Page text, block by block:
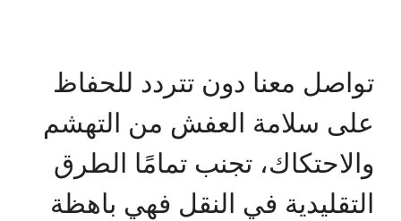
تواصل معنا دون تتردد للحفاظ
على سلامة العفش من التهشم
والاحتكاك، تجنب تمامًا الطرق
التقليدية في النقل فهي باهظة